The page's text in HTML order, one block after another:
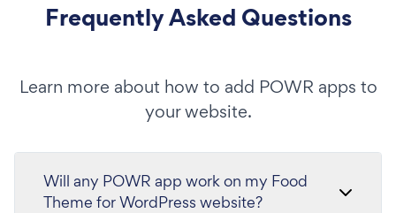
Frequently Asked Questions
Learn more about how to add POWR apps to
your website.
Will any POWR app work on my Food
Theme for WordPress website?